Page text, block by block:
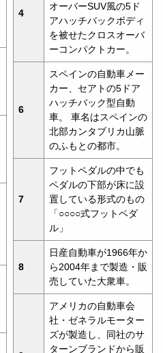
4
オーバーSUV風の5ド
アハッチバックボディ
を被せたクロスオーバ
ーコンパクトカー。
6
スペインの自動車メー
カー、セアトの5ドア
ハッチバック型自動
車。 車名はスペインの
北部カンタブリカ山脈
のふもとの都市。
7
フットペダルの中でも
ペダルの下部が床に設
置している形式のもの
「○○○○式フットベダ
ル」
8
日産自動車が1966年か
ら2004年まで製造・販
売していた大衆車。
アメリカの自動車会
社・ゼネラルモーター
ズが製造し、同社のサ
ターンブランドから販